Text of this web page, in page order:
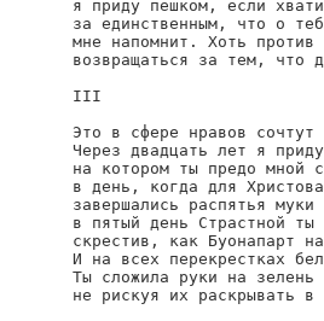
я приду пешком, если
за единственным, что о
мне напомнит. Хоть против
возвращаться за тем, что
III
Это в сфере нравов сочтут
Через двадцать лет я
на котором ты предо мной
в день, когда для
завершались распятья муки
в пятый день Страстной ты
скрестив, как Буонапарт
И на всех перекрестках
Ты сложила руки на зелень
не рискуя их раскрывать в